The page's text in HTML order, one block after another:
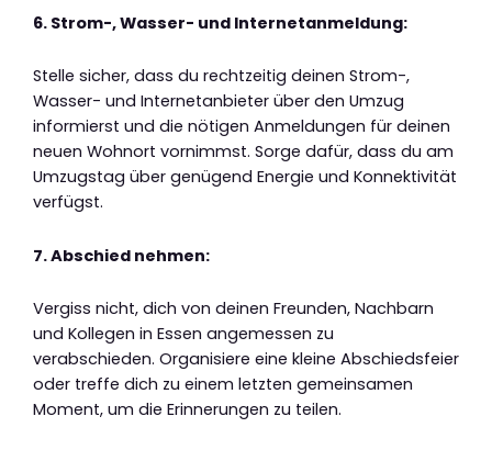
6. Strom-, Wasser- und Internetanmeldung:
Stelle sicher, dass du rechtzeitig deinen Strom-,
Wasser- und Internetanbieter über den Umzug
informierst und die nötigen Anmeldungen für deinen
neuen Wohnort vornimmst. Sorge dafür, dass du am
Umzugstag über genügend Energie und Konnektivität
verfügst.
7. Abschied nehmen:
Vergiss nicht, dich von deinen Freunden, Nachbarn
und Kollegen in Essen angemessen zu
verabschieden. Organisiere eine kleine Abschiedsfeier
oder treffe dich zu einem letzten gemeinsamen
Moment, um die Erinnerungen zu teilen.